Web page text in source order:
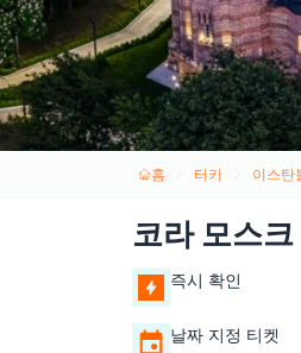
홈 터키 이스탄
코라 모스
즉시 확인
날짜 지정 티켓